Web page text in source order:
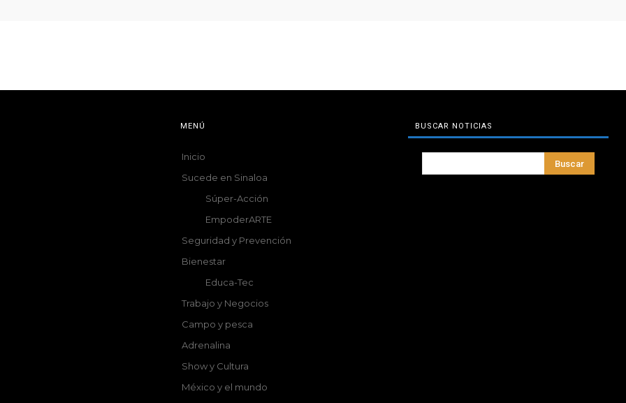
MENÚ
Inicio
Sucede en Sinaloa
Súper-Acción
EmpoderARTE
Seguridad y Prevención
Bienestar
Educa-Tec
Trabajo y Negocios
Campo y pesca
Adrenalina
Show y Cultura
México y el mundo
BUSCAR NOTICIAS
Buscar